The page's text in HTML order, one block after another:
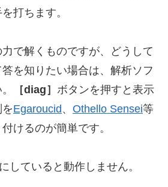
打ちます。
力で解くものですが、どうして
を知りたい場合は、解析ソフ
［diag］ ボタンを押すと表示
Egaroucid、 Othello Sensei等
けるのが簡単です。
していると動作しません。